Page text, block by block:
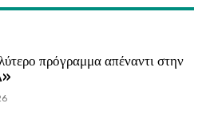
πρόγραμμα απέναντι στην